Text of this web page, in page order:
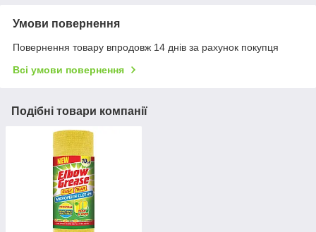
Умови повернення
Повернення товару впродовж 14 днів за рахунок покупця
Всі умови повернення
Подібні товари компанії